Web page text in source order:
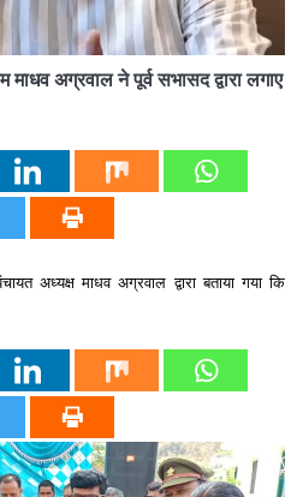
अग्रवाल ने पूर्व सभासद द्वारा लगाए
अध्यक्ष माधव अग्रवाल द्वारा बताया गया कि